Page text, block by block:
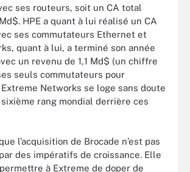
ses routeurs, soit un CA total
HPE a quant à lui réalisé un CA
ses commutateurs Ethernet et
quant à lui, a terminé son année
un revenu de 1,1 Md$ (un chiffre
seuls commutateurs pour
Networks se loge sans doute
rang mondial derrière ces
l’acquisition de Brocade n’est pas
des impératifs de croissance. Elle
à Extreme de doper de